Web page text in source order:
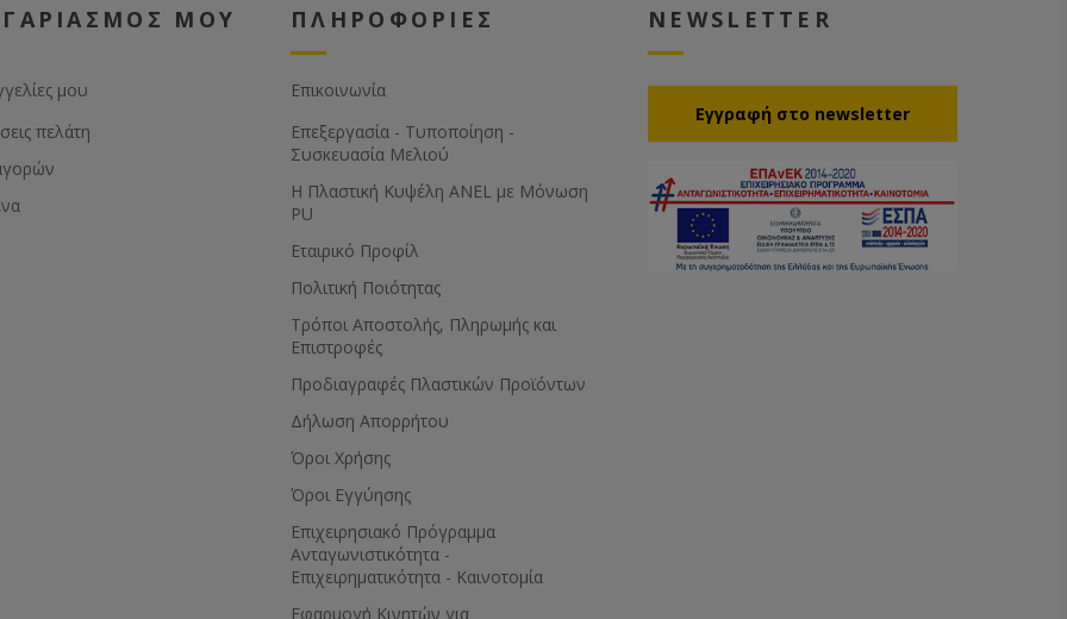
ΜΟΥ
μου
πελάτη
ΠΛΗΡΟΦΟΡΙΕΣ
Επικοινωνία
Επεξεργασία - Τυποποίηση -
Συσκευασία Μελιού
Η Πλαστική Κυψέλη ANEL με Μόνωση
PU
Εταιρικό Προφίλ
Πολιτική Ποιότητας
Τρόποι Αποστολής, Πληρωμής και
Επιστροφές
Προδιαγραφές Πλαστικών Προϊόντων
Δήλωση Απορρήτου
Όροι Χρήσης
Όροι Εγγύησης
Eπιχειρησιακό Πρόγραμμα
Ανταγωνιστικότητα -
Επιχειρηματικότητα - Καινοτομία
Εφαρμογή Κινητών για
NEWSLETTER
Eγγραφή στο newsletter